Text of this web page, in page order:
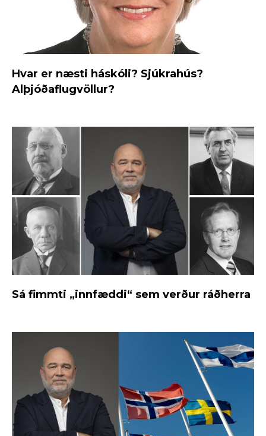
Hvar er næsti háskóli? Sjúkrahús?
Alþjóðaflugvöllur?
Sá fimmti „innfæddi“ sem verður ráðherra